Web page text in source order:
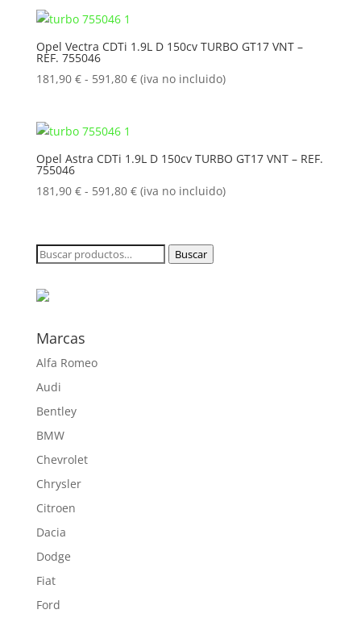
190,00 €
672,10 €
Opel Vectra CDTi 1.9L D 150cv TURBO GT17 VNT –
REF. 755046
181,90 € - 591,80 €Rango
181,90 €
591,80 €
(iva no incluido)
Opel Astra CDTi 1.9L D 150cv TURBO GT17 VNT – REF.
755046
181,90 € - 591,80 €Rango
desde
181,90 €
(iva no incluido)
Buscar
Buscar
Marcas
Alfa Romeo
Audi
Bentley
BMW
Chevrolet
Chrysler
Citroen
Dacia
Dodge
Fiat
Ford